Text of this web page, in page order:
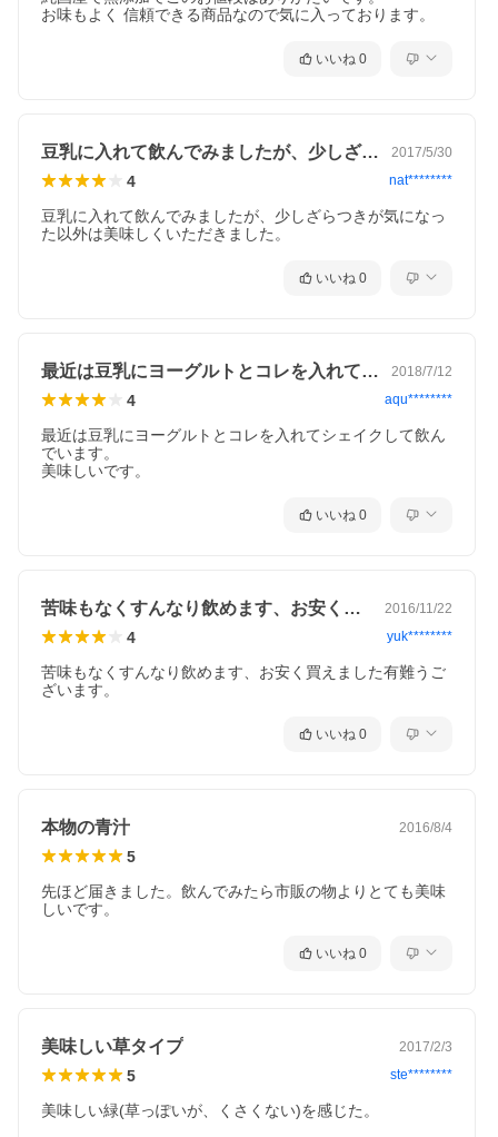
お味もよく 信頼できる商品なので気に入っております。
いいね 0
豆乳に入れて飲んでみましたが、少しざら… 2017/5/30
4 nat********
豆乳に入れて飲んでみましたが、少しざらつきが気になっ
た以外は美味しくいただきました。
いいね 0
最近は豆乳にヨーグルトとコレを入れてシ… 2018/7/12
4 aqu********
最近は豆乳にヨーグルトとコレを入れてシェイクして飲ん
でいます。
美味しいです。
いいね 0
苦味もなくすんなり飲めます、お安く買え… 2016/11/22
4 yuk********
苦味もなくすんなり飲めます、お安く買えました有難うご
ざいます。
いいね 0
本物の青汁 2016/8/4
5
先ほど届きました。飲んでみたら市販の物よりとても美味
しいです。
いいね 0
美味しい草タイプ 2017/2/3
5 ste********
美味しい緑(草っぽいが、くさくない)を感じた。